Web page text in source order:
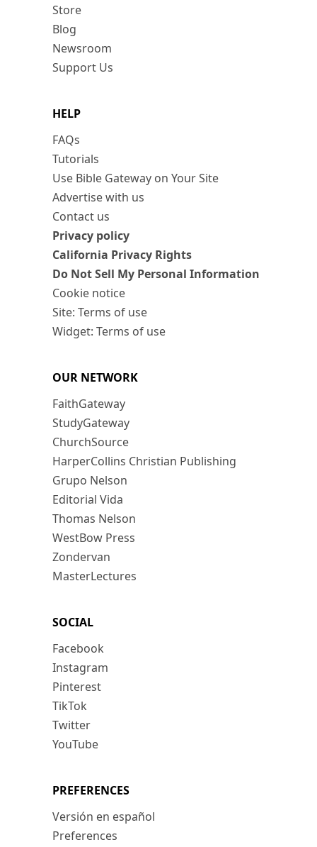
Store
Blog
Newsroom
Support Us
HELP
FAQs
Tutorials
Use Bible Gateway on Your Site
Advertise with us
Contact us
Privacy policy
California Privacy Rights
Do Not Sell My Personal Information
Cookie notice
Site: Terms of use
Widget: Terms of use
OUR NETWORK
FaithGateway
StudyGateway
ChurchSource
HarperCollins Christian Publishing
Grupo Nelson
Editorial Vida
Thomas Nelson
WestBow Press
Zondervan
MasterLectures
SOCIAL
Facebook
Instagram
Pinterest
TikTok
Twitter
YouTube
PREFERENCES
Versión en español
Preferences